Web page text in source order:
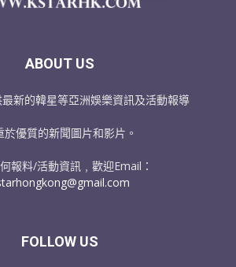
ABOUT US
新的韓星等亞洲娛樂資訊及活動報導
於優質的新聞圖片和影片。
報料/活動資訊﹐歡迎Email：
FOLLOW US